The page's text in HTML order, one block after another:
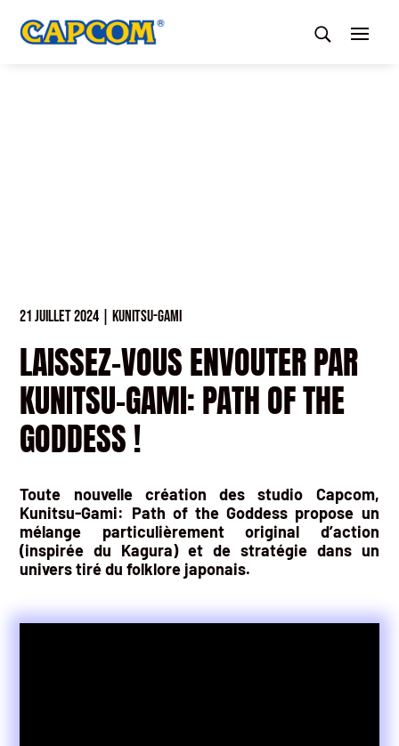
LAISSEZ-VOUS ENVOUTER PAR
KUNITSU-GAMI: PATH OF THE
GODDESS !
21 JUILLET 2024 KUNITSU-GAMI
Toute nouvelle création des studio Capcom,
Kunitsu-Gami: Path of the Goddess propose un
mélange particulièrement original d’action
(inspirée du Kagura) et de stratégie dans un
univers tiré du folklore japonais.